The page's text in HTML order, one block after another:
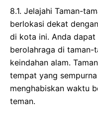
8.1. Jelajahi Taman-
berlokasi dekat
di kota ini. Anda dapat
berolahraga di taman-
keindahan alam.
tempat yang
menghabiskan waktu
teman.